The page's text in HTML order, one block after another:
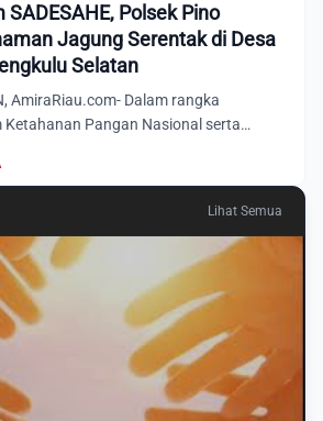
Polsek Pino
Jagung Serentak di Desa
Selatan
AmiraRiau.com- Dalam rangka
Pangan Nasional serta
Lihat Semua